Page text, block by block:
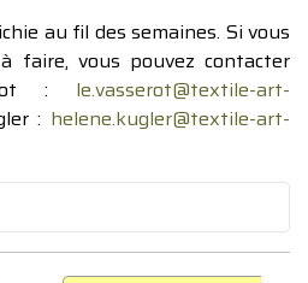
au fil des semaines. Si vous
faire, vous pouvez contacter
: le.vasserot@textile-art-
: helene.kugler@textile-art-